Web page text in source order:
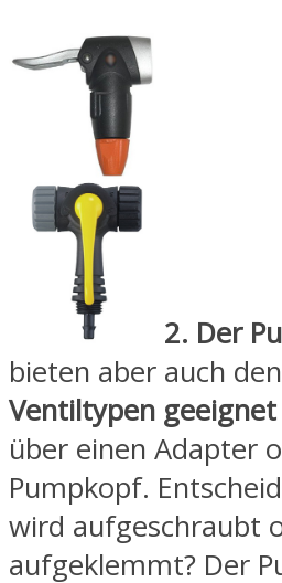
2. Der
bieten aber auch
Ventiltypen geeignet
über einen Adapter
Pumpkopf.
wird aufgeschraubt
aufgeklemmt? Der